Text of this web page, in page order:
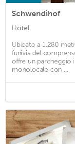
Schwendihof
Hotel
Ubicato a 1.280
funivia del
offre un parcheggio
monolocale con ...